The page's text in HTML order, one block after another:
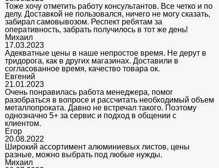
Тоже хочу отметить работу консультантов. Все четко и по
делу. Доставкой не пользовался, ничего не могу сказать,
забирал самовывозом. Респект ребятам за
оперативность, забрать получилось в тот же день!
Михаил
17.03.2023
Адекватные цены в наше непростое время. Не дерут в
тридорога, как в других магазинах. Доставили в
согласованное время, качество товара ок.
Евгений
21.01.2023
Очень понравилась работа менеджера, помог
разобраться в вопросе и рассчитать необходимый объем
металлопроката. Давно не встречал такого. Поэтому
однозначно 5+ за сервис и подход в общении с
клиентом.
Егор
20.08.2022
Широкий ассортимент алюминиевых листов, цены
разные, можно выбрать под любые нужды.
Михаил